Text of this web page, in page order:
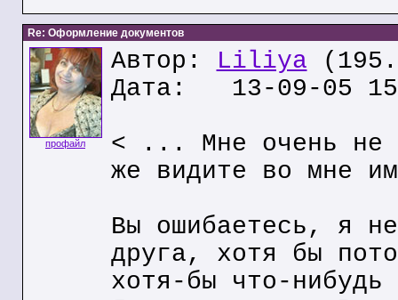
Re: Оформление документов
профайл
Автор: Liliya
Дата: 13-09-05
< ... Мне очень не
же видите во мне
Вы ошибаетесь, я
друга, хотя бы
хотя-бы что-